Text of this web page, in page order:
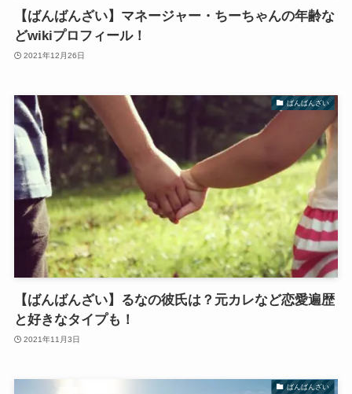
【ばんばんざい】マネージャー・ちーちゃんの年齢な
どwikiプロフィール！
2021年12月26日
ばんばんざい
【ばんばんざい】るなの彼氏は？元カレなど恋愛遍歴
と好きなタイプも！
2021年11月3日
ばんばんざい